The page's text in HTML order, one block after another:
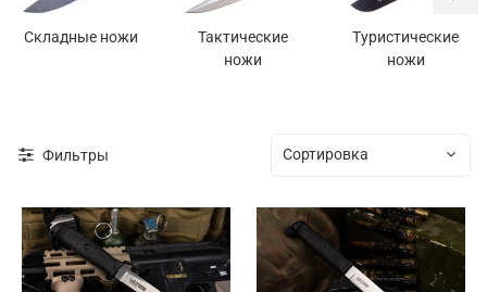
Складные ножи
Тактические
ножи
Туристические
ножи
Фильтры